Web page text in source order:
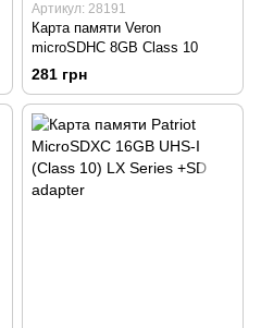
Артикул: 28191
Карта памяти Veron
microSDHC 8GB Class 10
281 грн